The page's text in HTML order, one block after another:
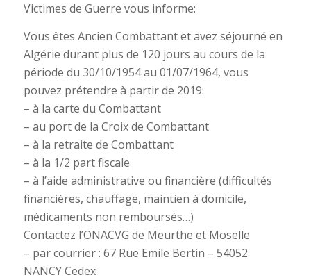
Victimes de Guerre vous informe:
Vous êtes Ancien Combattant et avez séjourné en
Algérie durant plus de 120 jours au cours de la
période du 30/10/1954 au 01/07/1964, vous
pouvez prétendre à partir de 2019:
– à la carte du Combattant
– au port de la Croix de Combattant
– à la retraite de Combattant
– à la 1/2 part fiscale
– à l’aide administrative ou financière (difficultés
financières, chauffage, maintien à domicile,
médicaments non remboursés…)
Contactez l’ONACVG de Meurthe et Moselle
– par courrier : 67 Rue Emile Bertin – 54052
NANCY Cedex